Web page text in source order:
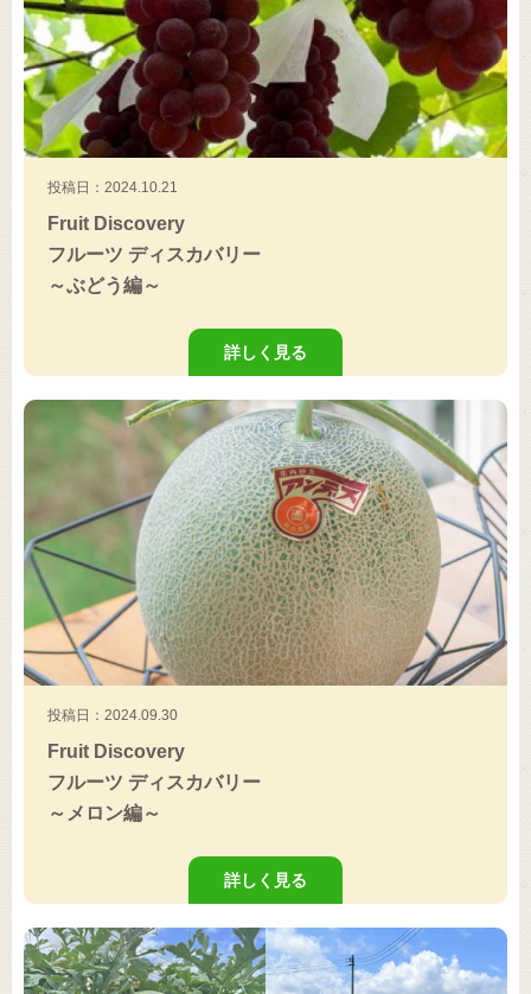
投稿日：2024.10.21
Fruit Discovery
フルーツ ディスカバリー
～ぶどう編～
詳しく見る
投稿日：2024.09.30
Fruit Discovery
フルーツ ディスカバリー
～メロン編～
詳しく見る